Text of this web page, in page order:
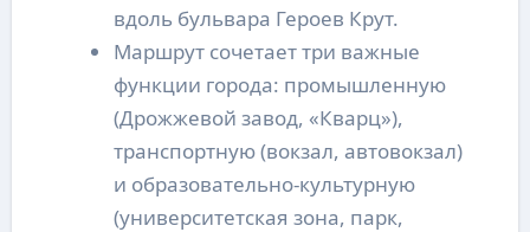
вдоль бульвара Героев Крут.
Маршрут сочетает три важные
функции города: промышленную
(Дрожжевой завод, «Кварц»),
транспортную (вокзал, автовокзал)
и образовательно-культурную
(университетская зона, парк,